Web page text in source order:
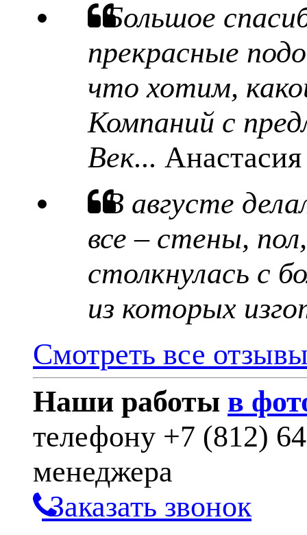
Большое
прекрасные
что хотим,
Компаний с
Век...
В августе
все – стены,
столкнулась с
из которых
Смотреть все
Наши работы в
телефону +7 (812)
менеджера
Заказать звонок